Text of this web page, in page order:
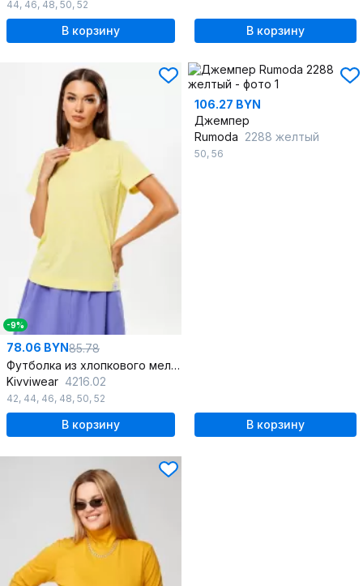
44, 46, 48, 50, 52
В корзину В корзину
-9%
78.06 BYN85.78
Футболка из хлопкового меланжевого трикотажа для стильных образов
Kivviwear 4216.02
42, 44, 46, 48, 50, 52
В корзину
106.27 BYN
Джемпер
Rumoda 2288 желтый
50, 56
В корзину